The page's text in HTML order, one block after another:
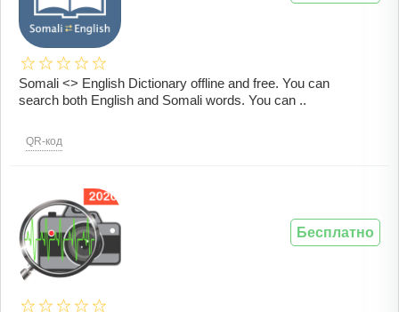
Somali <> English Dictionary offline and free. You can
search both English and Somali words. You can ..
QR-код
Бесплатно